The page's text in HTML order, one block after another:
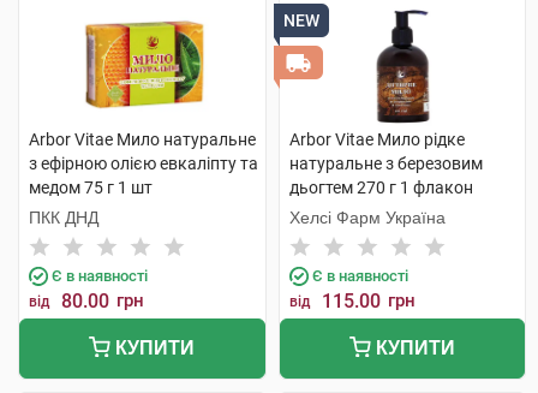
Arbor Vitae Мило натуральне
з ефірною олією евкаліпту та
медом 75 г 1 шт
ПКК ДНД
Є в наявності
від 80.00 грн
КУПИТИ
NEW
Arbor Vitae Мило рідке
натуральне з березовим
дьогтем 270 г 1 флакон
Хелсі Фарм Україна
Є в наявності
від 115.00 грн
КУПИТИ